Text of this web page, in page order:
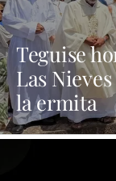
Teguise
Las
la ermita